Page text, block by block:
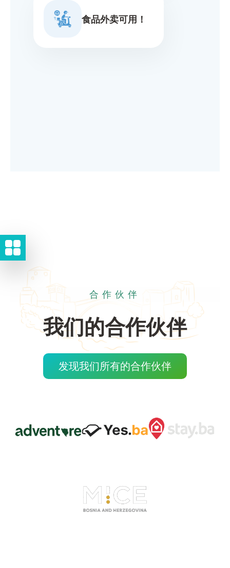
食品外卖可用！
合作伙伴
我们的合作伙伴
发现我们所有的合作伙伴